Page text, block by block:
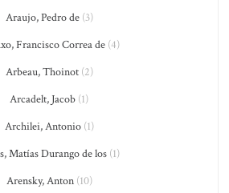
Araujo, Pedro de(3)
Francisco Correa de(4)
Arbeau, Thoinot(2)
Arcadelt, Jacob (1)
Archilei, Antonio(1)
Matías Durango de los (1)
Arensky, Anton(10)